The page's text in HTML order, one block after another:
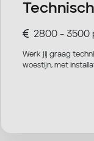
2800 - 3500
Werk jij graag
woestijn, met